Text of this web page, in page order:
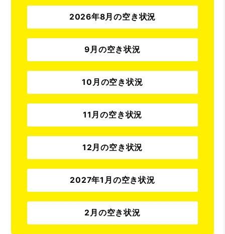
2026年8月の空き状況
9月の空き状況
10月の空き状況
11月の空き状況
12月の空き状況
2027年1月の空き状況
2月の空き状況